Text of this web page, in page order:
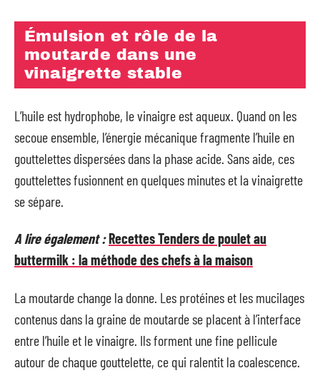
Émulsion et rôle de la
moutarde dans une
vinaigrette stable
L’huile est hydrophobe, le vinaigre est aqueux. Quand on les
secoue ensemble, l’énergie mécanique fragmente l’huile en
gouttelettes dispersées dans la phase acide. Sans aide, ces
gouttelettes fusionnent en quelques minutes et la vinaigrette
se sépare.
A lire également :Recettes Tenders de poulet au
buttermilk : la méthode des chefs à la maison
La moutarde change la donne. Les protéines et les mucilages
contenus dans la graine de moutarde se placent à l’interface
entre l’huile et le vinaigre. Ils forment une fine pellicule
autour de chaque gouttelette, ce qui ralentit la coalescence.